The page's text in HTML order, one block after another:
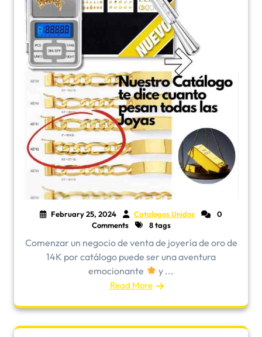
February 25, 2024 Catalogos Unidos
0
Comments
8 tags
Comenzar un negocio de venta de joyería de oro de
14K por catálogo puede ser una aventura
emocionante
y ...
Read More